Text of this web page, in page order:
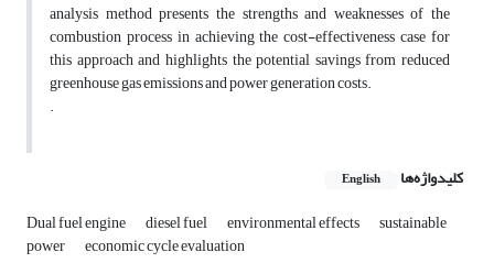
analysis method presents the strengths and weaknesses of the
combustion process in achieving the cost-effectiveness case for
this approach and highlights the potential savings from reduced
greenhouse gas emissions and power generation costs.
.
کلیدواژه‌ها English
Dual fuel engine diesel fuel environmental effects sustainable
power economic cycle evaluation